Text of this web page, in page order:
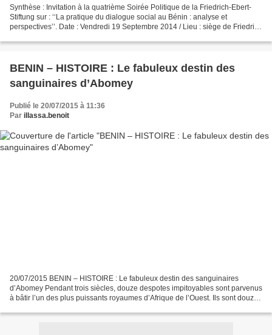
Synthèse : Invitation à la quatrième Soirée Politique de la Friedrich-Ebert-
Stiftung sur : ‘‘La pratique du dialogue social au Bénin : analyse et
perspectives’’. Date : Vendredi 19 Septembre 2014 / Lieu : siège de Friedrich
BENIN – HISTOIRE : Le fabuleux destin des
sanguinaires d’Abomey
Publié le 20/07/2015 à 11:36
Par illassa.benoit
20/07/2015 BENIN – HISTOIRE : Le fabuleux destin des sanguinaires
d’Abomey Pendant trois siècles, douze despotes impitoyables sont parvenus
à bâtir l’un des plus puissants royaumes d’Afrique de l’Ouest. Ils sont douze.